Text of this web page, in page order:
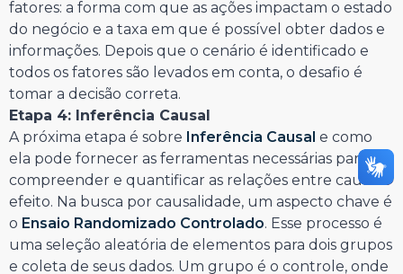
fatores: a forma com que as ações impactam o estado
do negócio e a taxa em que é possível obter dados e
informações. Depois que o cenário é identificado e
todos os fatores são levados em conta, o desafio é
tomar a decisão correta.
Etapa 4: Inferência Causal
A próxima etapa é sobre Inferência Causal e como
ela pode fornecer as ferramentas necessárias para
compreender e quantificar as relações entre causa e
efeito. Na busca por causalidade, um aspecto chave é
o Ensaio Randomizado Controlado. Esse processo é
uma seleção aleatória de elementos para dois grupos
e coleta de seus dados. Um grupo é o controle, onde